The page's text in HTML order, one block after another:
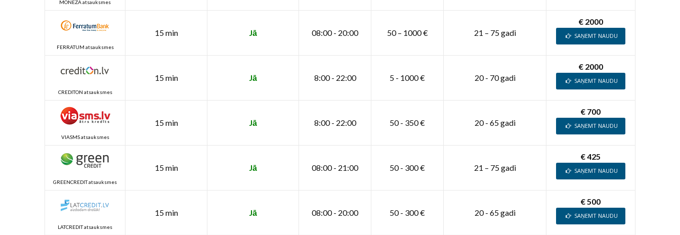
MONEZA atsauksmes
FERRATUM atsauksmes
15 min Jā 08:00 - 20:00 50 – 1000 € 21 – 75 gadi
€ 2000
SAŅEMT NAUDU
CREDITON atsauksmes
15 min Jā 8:00 - 22:00 5 - 1000 € 20 - 70 gadi
€ 2000
SAŅEMT NAUDU
VIASMS atsauksmes
15 min Jā 8:00 - 22:00 50 - 350 € 20 - 65 gadi
€ 700
SAŅEMT NAUDU
GREENCREDIT atsauksmes
15 min Jā 08:00 - 21:00 50 - 300 € 21 – 75 gadi
€ 425
SAŅEMT NAUDU
LATCREDIT atsauksmes
15 min Jā 08:00 - 20:00 50 - 300 € 20 - 65 gadi
€ 500
SAŅEMT NAUDU